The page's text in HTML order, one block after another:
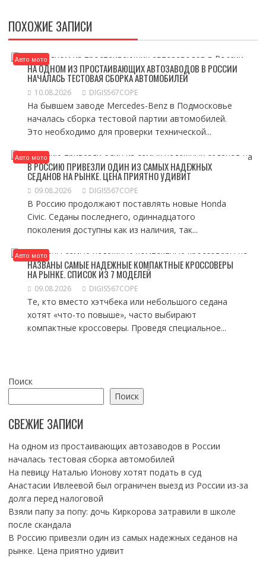
ПОХОЖИЕ ЗАПИСИ
Авто мото
НА ОДНОМ ИЗ ПРОСТАИВАЮЩИХ АВТОЗАВОДОВ В РОССИИ
НАЧАЛАСЬ ТЕСТОВАЯ СБОРКА АВТОМОБИЛЕЙ
10.08.2026 DIGIS567COPE
На бывшем заводе Mercedes-Benz в Подмосковье
началась сборка тестовой партии автомобилей.
Это необходимо для проверки технической...
Авто мото
В РОССИЮ ПРИВЕЗЛИ ОДИН ИЗ САМЫХ НАДЕЖНЫХ
СЕДАНОВ НА РЫНКЕ. ЦЕНА ПРИЯТНО УДИВИТ
09.08.2026 DIGIS567COPE
В Россию продолжают поставлять новые Honda
Civic. Седаны последнего, одиннадцатого
поколения доступны как из наличия, так...
Авто мото
НАЗВАНЫ САМЫЕ НАДЕЖНЫЕ КОМПАКТНЫЕ КРОССОВЕРЫ
НА РЫНКЕ. СПИСОК ИЗ 7 МОДЕЛЕЙ
09.08.2026 DIGIS567COPE
Те, кто вместо хэтчбека или небольшого седана
хотят «что-то повыше», часто выбирают
компактные кроссоверы. Проведя специальное...
Поиск
Поиск
СВЕЖИЕ ЗАПИСИ
На одном из простаивающих автозаводов в России
началась тестовая сборка автомобилей
На певицу Наталью Ионову хотят подать в суд
Анастасии Ивлеевой был ограничен выезд из России из-за
долга перед налоговой
Взяли папу за попу: дочь Киркорова затравили в школе
после скандала
В Россию привезли один из самых надежных седанов на
рынке. Цена приятно удивит